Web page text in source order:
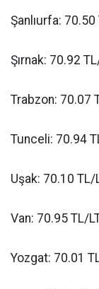
Şanlıurfa: 70.50
Şırnak: 70.92
Trabzon: 70.07
Tunceli: 70.94
Uşak: 70.10 TL/
Van: 70.95 TL/
Yozgat: 70.01